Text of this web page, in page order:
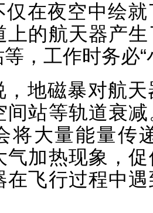
仅在夜空中绘
上的航天器产
，工作时务必“
，地磁暴对航
间站等轨道衰
将大量能量传
气加热现象，
在飞行过程中